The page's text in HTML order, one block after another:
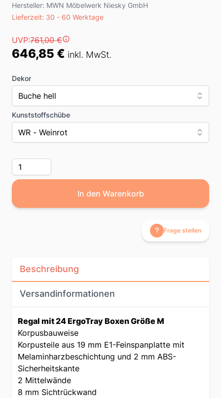
Hersteller: MWN Möbelwerk Niesky GmbH
Lieferzeit
Lieferzeit: 30 - 60 Werktage
Preis
UVP:761,00 €
646,85 € inkl. MwSt.
Dekor
Buche hell
Kunststoffschübe
WR - Weinrot
Menge
In den Warenkorb
Frage stellen
Beschreibung
Versandinformationen
Regal mit 24 ErgoTray Boxen Größe M
Korpusbauweise
Korpusteile aus 19 mm E1-Feinspanplatte mit
Melaminharzbeschichtung und 2 mm ABS-
Sicherheitskante
2 Mittelwände
8 mm Sichtrückwand